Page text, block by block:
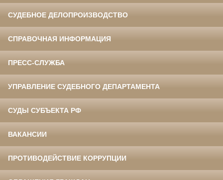
СУДЕБНОЕ ДЕЛОПРОИЗВОДСТВО
СПРАВОЧНАЯ ИНФОРМАЦИЯ
ПРЕСС-СЛУЖБА
УПРАВЛЕНИЕ СУДЕБНОГО ДЕПАРТАМЕНТА
СУДЫ СУБЪЕКТА РФ
ВАКАНСИИ
ПРОТИВОДЕЙСТВИЕ КОРРУПЦИИ